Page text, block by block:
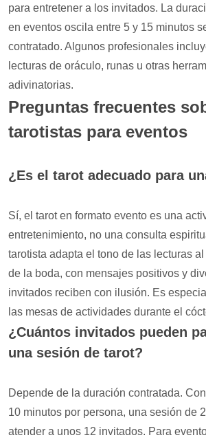
para entretener a los invitados. La
en eventos oscila entre 5 y 15 minutos
contratado. Algunos profesionales
lecturas de oráculo, runas u otras
adivinatorias.
Preguntas frecuentes
tarotistas para eventos
¿Es el tarot adecuado para
Sí, el tarot en formato evento es una
entretenimiento, no una consulta
tarotista adapta el tono de las lecturas
de la boda, con mensajes positivos y
invitados reciben con ilusión. Es
las mesas de actividades durante el
¿Cuántos invitados pueden
una sesión de tarot?
Depende de la duración contratada.
10 minutos por persona, una sesión de
atender a unos 12 invitados. Para